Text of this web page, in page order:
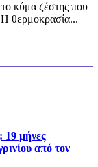
κύμα ζέστης που
Η θερμοκρασία...
19 μήνες
από τον